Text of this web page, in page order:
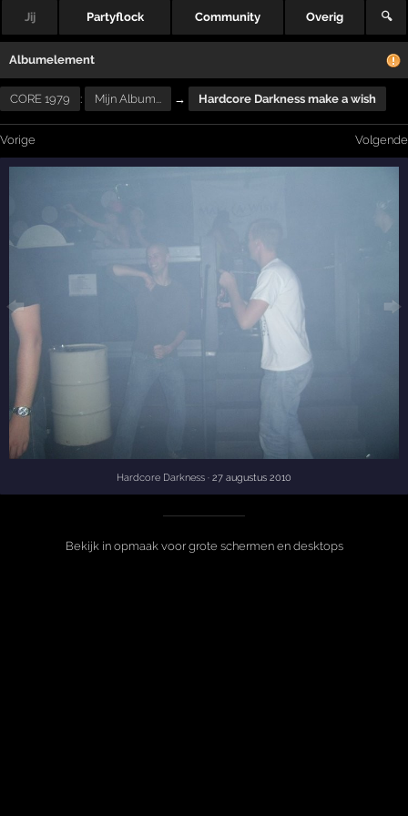
Jij Partyflock Community Overig 🔍
Albumelement
CORE 1979 : Mijn Album... → Hardcore Darkness make a wish
Vorige Volgende
Hardcore Darkness · 27 augustus 2010
Bekijk in opmaak voor grote schermen en desktops